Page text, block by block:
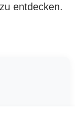
entdecken.